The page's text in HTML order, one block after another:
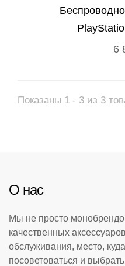
6
Показаны 1 - 3 из 3
О нас
Мы не просто
качественных
обслуживания, место,
посоветоваться и